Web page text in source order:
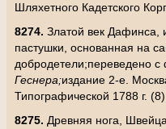
Шляхетного Кадетского
8274. Златой век Дафинса,
пастушки, основанная на
добродетели;переведено с
Геснера;издание 2-е.
Типографической 1788 г. (8)
8275. Древняя нога,